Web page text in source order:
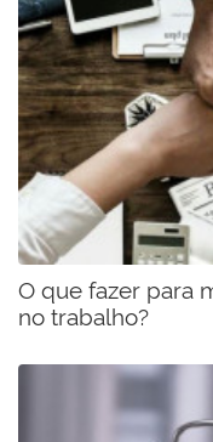
O que fazer para
no trabalho?